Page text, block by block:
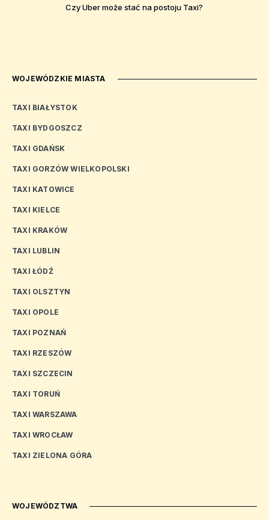
Czy Uber może stać na postoju Taxi?
WOJEWÓDZKIE MIASTA
TAXI BIAŁYSTOK
TAXI BYDGOSZCZ
TAXI GDAŃSK
TAXI GORZÓW WIELKOPOLSKI
TAXI KATOWICE
TAXI KIELCE
TAXI KRAKÓW
TAXI LUBLIN
TAXI ŁÓDŹ
TAXI OLSZTYN
TAXI OPOLE
TAXI POZNAŃ
TAXI RZESZÓW
TAXI SZCZECIN
TAXI TORUŃ
TAXI WARSZAWA
TAXI WROCŁAW
TAXI ZIELONA GÓRA
WOJEWÓDZTWA